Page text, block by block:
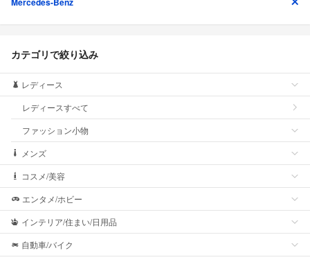
カテゴリで絞り込み
レディース
レディースすべて
ファッション小物
メンズ
コスメ/美容
エンタメ/ホビー
インテリア/住まい/日用品
自動車/バイク